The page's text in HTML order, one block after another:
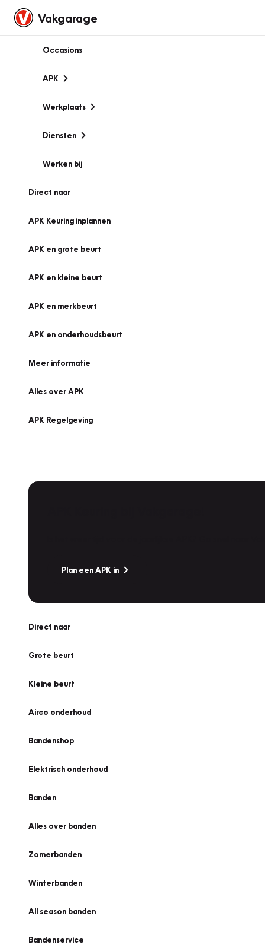
Vakgarage
Occasions
APK
Werkplaats
Diensten
Werken bij
Direct naar
APK Keuring inplannen
APK en grote beurt
APK en kleine beurt
APK en merkbeurt
APK en onderhoudsbeurt
Meer informatie
Alles over APK
APK Regelgeving
Plan een APK in
Direct naar
Grote beurt
Kleine beurt
Airco onderhoud
Bandenshop
Elektrisch onderhoud
Banden
Alles over banden
Zomerbanden
Winterbanden
All season banden
Bandenservice